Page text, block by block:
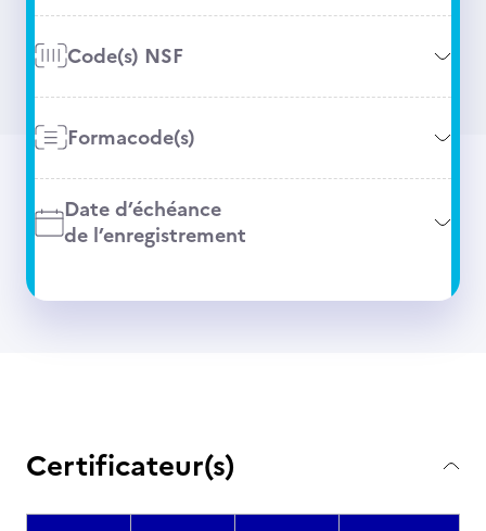
Code(s) NSF
Formacode(s)
Date d’échéance
de l’enregistrement
Certificateur(s)